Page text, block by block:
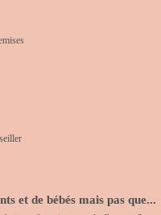
et de bébés mais pas que...